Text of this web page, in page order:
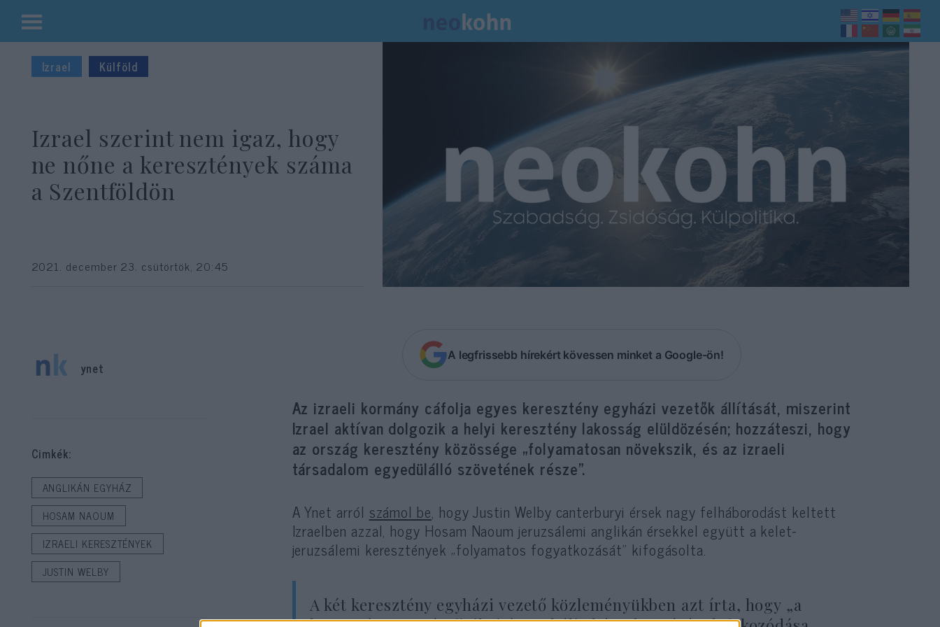
Kilépés
tartalomba
Izrael Külföld
Izrael szerint nem igaz, hogy
ne nőne a keresztények száma
a Szentföldön
2021. december 23. csütörtök, 20:45
A legfrissebb hírekért kövessen minket a Google-ön!
Az izraeli kormány cáfolja egyes keresztény egyházi vezetők állítását, miszerint
Izrael aktívan dolgozik a helyi keresztény lakosság elüldözésén; hozzáteszi, hogy
az ország keresztény közössége „folyamatosan növekszik, és az izraeli
társadalom egyedülálló szövetének része”.
A Ynet arról számol be, hogy Justin Welby canterburyi érsek nagy felháborodást keltett
Izraelben azzal, hogy Hosam Naoum jeruzsálemi anglikán érsekkel együtt a kelet-
jeruzsálemi keresztények „folyamatos fogyatkozását” kifogásolta.
A két keresztény egyházi vezető közleményükben azt írta, hogy „a
ynet
Cimkék:
ANGLIKÁN EGYHÁZ
HOSAM NAOUM
IZRAELI KERESZTÉNYEK
JUSTIN WELBY